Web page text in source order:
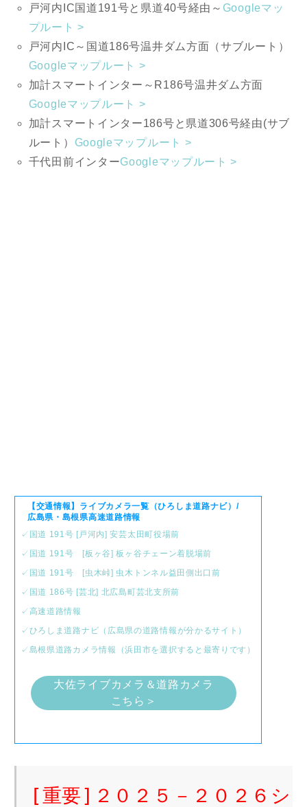
戸河内IC国道191号と県道40号経由～ Googleマッ
プルート >
戸河内IC～国道186号温井ダム方面（サブルート）
Googleマップルート >
加計スマートインター～R186号温井ダム方面
Googleマップルート >
加計スマートインター186号と県道306号経由(サブ
ルート） Googleマップルート >
千代田前インターGoogleマップルート >
【交通情報】ライブカメラ一覧（ひろしま道路ナビ）/
広島県・島根県高速道路情報
✓国道 191号 [戸河内] 安芸太田町役場前
✓国道 191号 [板ヶ谷] 板ヶ谷チェーン着脱場前
✓国道 191号 [虫木峠] 虫木トンネル益田側出口前
✓国道 186号 [芸北] 北広島町芸北支所前
✓高速道路情報
✓ひろしま道路ナビ（広島県の道路情報が分かるサイト）
✓島根県道路カメラ情報（浜田市を選択すると最寄りです）
大佐ライブカメラ＆道路カメラ
こちら＞
[重要]２０２５－２０２６シ